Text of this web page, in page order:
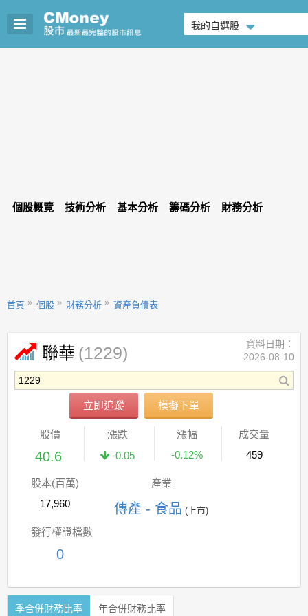
我的自選股
個股概覽 技術分析 基本分析 籌碼分析 財務分析
首頁 個股 財務分析 資產負債表
聯華 (1229)
立即追蹤 模擬下單
資料日期：
2026-08-10
股價
40.6
漲跌
-0.05
漲幅
-0.12%
成交量
459
股本(百萬)
17,960
產業
傳產 - 食品 (上市)
發行權證檔數
0
季合併財務比率 年合併財務比率